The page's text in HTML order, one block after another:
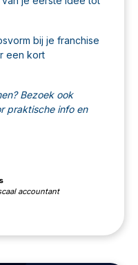
bij je franchise
een kort
Bezoek ook
praktische info en
accountant